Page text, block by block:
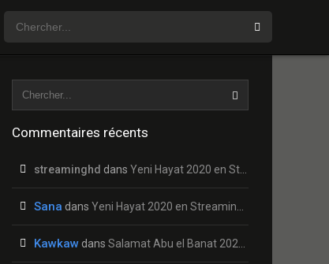
Commentaires récents
streaminghd dans Yeni Hayat 2020 en Streaming HD Gratuit !
Sana dans Yeni Hayat 2020 en Streaming HD Gratuit !
Kawkaw dans Salamat Abu el Banat 2020 en Streaming HD Gratuit !